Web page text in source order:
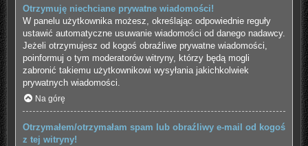
Otrzymuję niechciane prywatne wiadomości!
W panelu użytkownika możesz, określając odpowiednie reguły
ustawić automatyczne usuwanie wiadomości od danego nadawcy.
Jeżeli otrzymujesz od kogoś obraźliwe prywatne wiadomości,
poinformuj o tym moderatorów witryny, którzy będą mogli
zabronić takiemu użytkownikowi wysyłania jakichkolwiek
prywatnych wiadomości.
Na górę
Otrzymałem/otrzymałam spam lub obraźliwy e-mail od kogoś
z tej witryny!